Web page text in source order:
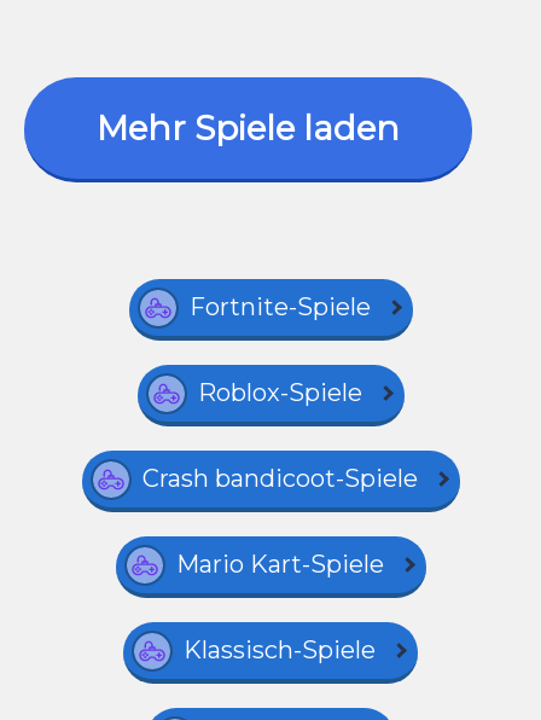
Mehr Spiele laden
Fortnite-Spiele
Roblox-Spiele
Crash bandicoot-Spiele
Mario Kart-Spiele
Klassisch-Spiele